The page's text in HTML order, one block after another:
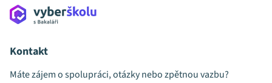
Kontakt
Máte zájem o spolupráci, otázky nebo zpětnou vazbu?